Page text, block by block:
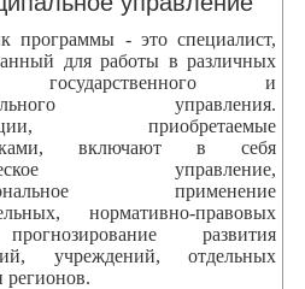
программы - это специалист,
для работы в различных
государственного и
управления.
приобретаемые
включают в себя
управление,
применение
нормативно-правовых
развития
учреждений, отдельных
регионов.